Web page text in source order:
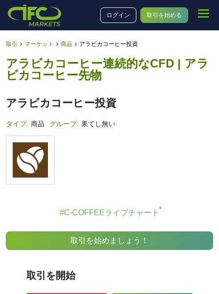
ログイン 取引を始める
取引 マーケット 商品 アラビカコーヒー投資
アラビカコーヒー連続的なCFD | アラ
ビカコーヒー先物
アラビカコーヒー投資
タイプ: 商品 グループ: 果てし無い
#C-COFFEEライブチャート
取引を始めましょう！
取引を開始